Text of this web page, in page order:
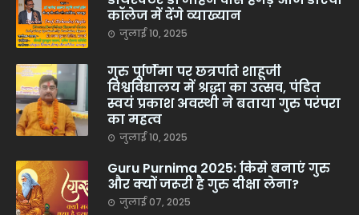
कॉलेज में देंगे व्याख्यान
जुलाई 10, 2025
गुरु पूर्णिमा पर छत्रपति शाहूजी
विश्वविद्यालय में श्रद्धा का उत्सव, पंडित
स्वयं प्रकाश अवस्थी ने बताया गुरु परंपरा
का महत्व
जुलाई 10, 2025
Guru Purnima 2025: किसे बनाएं गुरु
और क्यों जरूरी है गुरु दीक्षा लेना?
जुलाई 07, 2025